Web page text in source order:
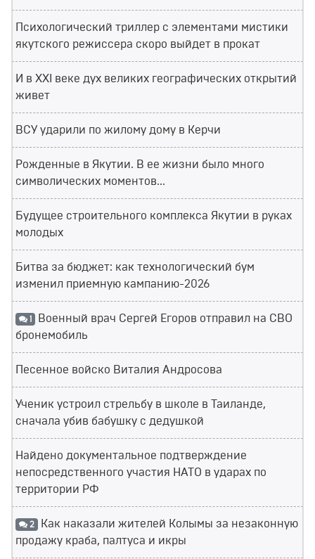
Психологический триллер с элементами мистики
якутского режиссера скоро выйдет в прокат
И в XXI веке дух великих географических открытий
живет
ВСУ ударили по жилому дому в Керчи
Рожденные в Якутии. В ее жизни было много
символических моментов...
Будущее строительного комплекса Якутии в руках
молодых
Битва за бюджет: как технологический бум
изменил приемную кампанию-2026
1 Военный врач Сергей Егоров отправил на СВО
бронемобиль
Песенное войско Виталия Андросова
Ученик устроил стрельбу в школе в Таиланде,
сначала убив бабушку с дедушкой
Найдено документальное подтверждение
непосредственного участия НАТО в ударах по
территории РФ
2 Как наказали жителей Колымы за незаконную
продажу краба, палтуса и икры